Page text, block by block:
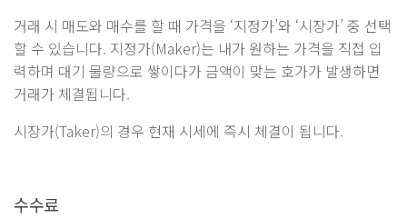
거래 시 매도와 매수를 할 때 가격을 ‘지정가’와 ‘시장가’ 중 선택
할 수 있습니다. 지정가(Maker)는 내가 원하는 가격을 직접 입
력하며 대기 물량으로 쌓이다가 금액이 맞는 호가가 발생하면
거래가 체결됩니다.
시장가(Taker)의 경우 현재 시세에 즉시 체결이 됩니다.
수수료